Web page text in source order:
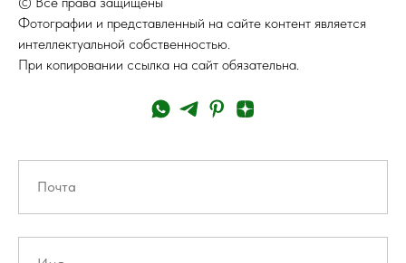
Фотографии и представленный на сайте контент является
интеллектуальной собственностью.
При копировании ссылка на сайт обязательна.